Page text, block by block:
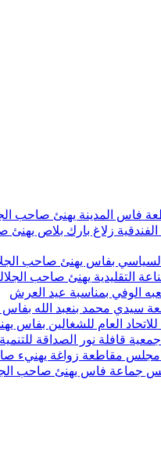
يهنئ صاحب الجلالة بمناسبة
الفندقية زلاغ بارك بلاص
يهنئ صاحب الجلالة بمناسبة
يهنئ صاحب الجلالة محمد
الوفي بمناسبة عيد العرش
سيدي محمد بنعبد الله
للاتحاد العام للشغالين
قافلة نور الصداقة
مقاطعة زواغة يهنيء
جماعة فاس يهنئ صاحب